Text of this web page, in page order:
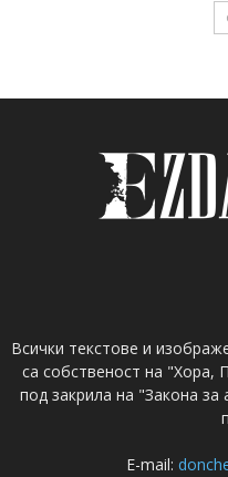
Всички текстове и
са собственост на
под закрила на "Закона
E-mail: